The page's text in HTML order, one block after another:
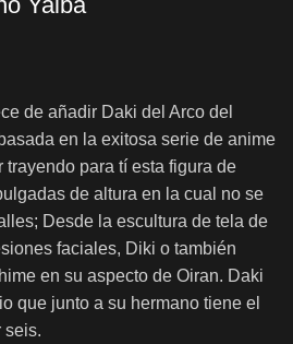
de añadir Daki del Arco del
en la exitosa serie de anime
para tí esta figura de
de altura en la cual no se
Desde la escultura de tela de
faciales, Diki o también
en su aspecto de Oiran. Daki
que junto a su hermano tiene el
seis.